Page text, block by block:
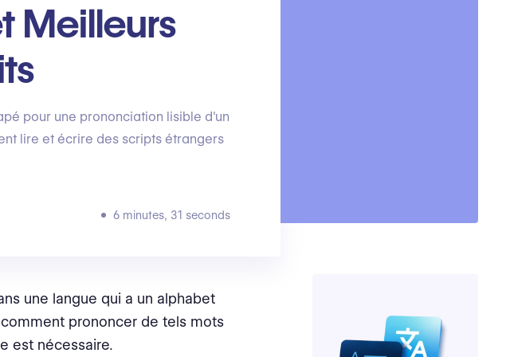
Meilleurs
pour une prononciation lisible d'un
lire et écrire des scripts étrangers
6 minutes, 31 seconds
une langue qui a un alphabet
prononcer de tels mots
est nécessaire.